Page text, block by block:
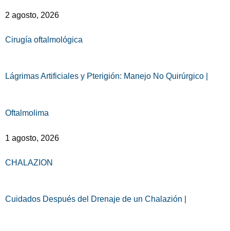
2 agosto, 2026
Cirugía oftalmológica
Lágrimas Artificiales y Pterigión: Manejo No Quirúrgico |
Oftalmolima
1 agosto, 2026
CHALAZION
Cuidados Después del Drenaje de un Chalazión |